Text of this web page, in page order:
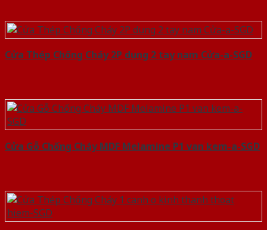
Cửa Thép Chống Cháy 2P dung 2 tay nam Cửa-a-SGD
Cửa Gỗ Chống Cháy MDF Melamine P1 van kem-a-SGD